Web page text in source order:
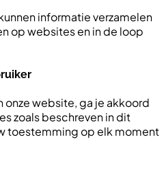
informatie verzamelen
op websites en in de loop
onze website, ga je akkoord
zoals beschreven in dit
toestemming op elk moment